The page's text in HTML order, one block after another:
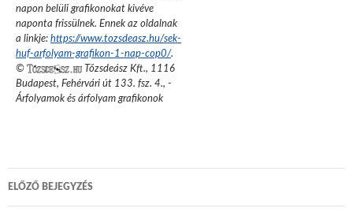
napon belüli grafikonokat kivéve
naponta frissülnek. Ennek az oldalnak
a linkje: https://www.tozsdeasz.hu/sek-
huf-arfolyam-grafikon-1-nap-cop0/.
©
Tőzsdeász Kft., 1116
Budapest, Fehérvári út 133. fsz. 4., -
Árfolyamok és árfolyam grafikonok
Bejegyzés
navigáció
ELŐZŐ BEJEGYZÉS